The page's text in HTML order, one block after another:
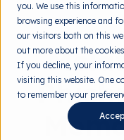
you. We use this
browsing experience and
our visitors both on this
out more about the
If you decline, your
visiting this website. One
to remember your
Resources Toggle
for
Tools Gratis
for
Tools
Gratis
Tentang